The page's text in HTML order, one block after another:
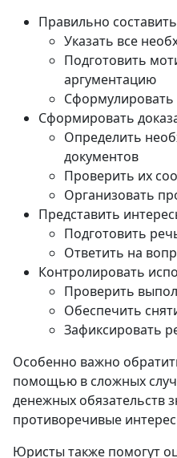
Правильно
Указать все
Подготовить
аргументацию
Сформировать
Определить
документов
Проверить их
Организовать
Представить
Подготовить
Ответить на
Контролировать
Проверить
Обеспечить
Зафиксировать
Особенно важно
помощью в сложных
денежных обязательств
противоречивые
Юристы также помогут